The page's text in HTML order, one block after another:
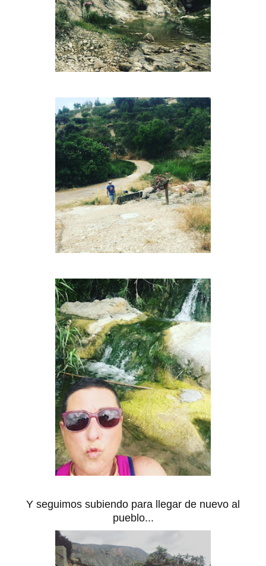
Y seguimos subiendo para llegar de nuevo al
pueblo...